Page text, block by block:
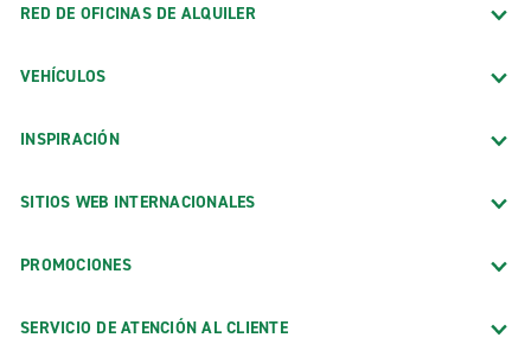
RED DE OFICINAS DE ALQUILER
VEHÍCULOS
INSPIRACIÓN
SITIOS WEB INTERNACIONALES
PROMOCIONES
SERVICIO DE ATENCIÓN AL CLIENTE